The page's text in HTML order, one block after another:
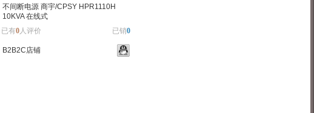
不间断电源 商宇/CPSY HPR1110H
10KVA 在线式
已有0人评价 已销0
B2B2C店铺